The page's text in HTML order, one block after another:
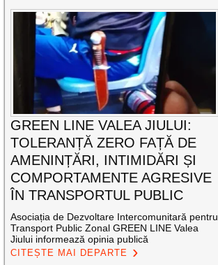
GREEN LINE VALEA JIULUI:
TOLERANȚĂ ZERO FAȚĂ DE
AMENINȚĂRI, INTIMIDĂRI ȘI
COMPORTAMENTE AGRESIVE
ÎN TRANSPORTUL PUBLIC
Asociația de Dezvoltare Intercomunitară pentru
Transport Public Zonal GREEN LINE Valea
Jiului informează opinia publică
CITEȘTE MAI DEPARTE